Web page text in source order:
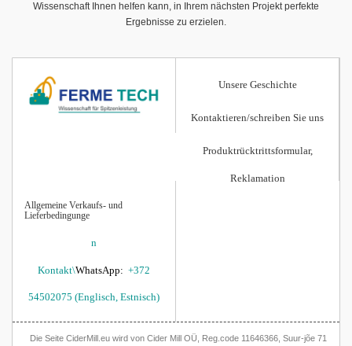
Wissenschaft Ihnen helfen kann, in Ihrem nächsten Projekt perfekte
Ergebnisse zu erzielen.
Unsere Geschichte
Kontaktieren/schreiben Sie uns
Produktrücktrittsformular,
Reklamation
Allgemeine Verkaufs- und
Lieferbedingunge
n
Kontakt\WhatsApp: +372
54502075 (Englisch, Estnisch)
Die Seite CiderMill.eu wird von Cider Mill OÜ, Reg.code 11646366, Suur-jõe 71